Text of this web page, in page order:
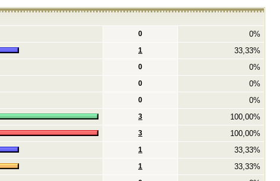
0 0%
1 33,33%
0 0%
0 0%
0 0%
3 100,00%
3 100,00%
1 33,33%
1 33,33%